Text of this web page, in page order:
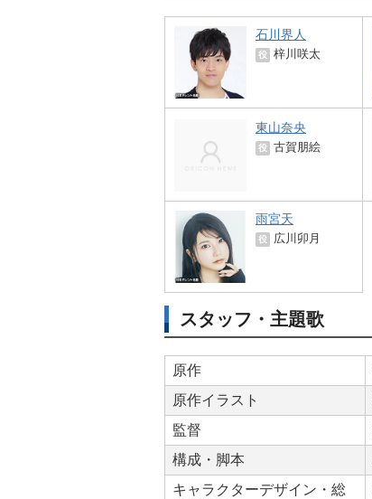
石川界人
役 梓川咲太
東山奈央
役 古賀朋絵
雨宮天
役 広川卯月
スタッフ・主題歌
原作
原作イラスト
監督
構成・脚本
キャラクターデザイン・総